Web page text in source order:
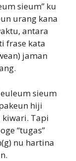
sieum” ku
urang kana
antara
frase kata
jaman
sieum
hiji
kiwari. Tapi
“tugas”
nu hartina